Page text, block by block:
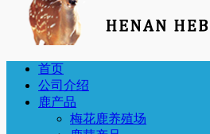
首页
公司介绍
鹿产品
梅花鹿养殖场